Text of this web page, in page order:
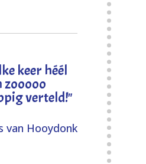
keer héél
zooooo
verteld!"
van Hooydonk